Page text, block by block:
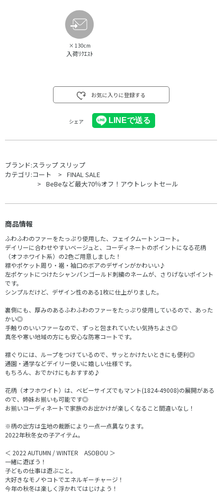
× 130cm
入荷ﾘｸｴｽﾄ
お気に入りに登録する
シェア
ブランド:スラップ スリップ
カテゴリ:コート
FINAL SALE
BeBeなど最大70％オフ！アウトレットセール
商品情報
ふわふわのファーをたっぷり使用した、フェイクムートンコート。
デイリーに合わせやすいベージュと、コーディネートのポイントになる花柄
（オフホワイト系）の2色ご用意しました！
襟やポケット周り・裾・袖口のボアのデザインがかわいい♪
左ポケットにつけたシャンパンゴールド刺繍のネームが、さりげないポイント
です。
シンプルだけど、デザイン性のある1枚に仕上がりました。
裏側にも、厚みのあるふわふわのファーをたっぷり使用しているので、あった
かい◎
手触りのいいファーなので、ずっと包まれていたい気持ちよさ◎
真冬や寒い地域の方にも安心な防寒コートです。
襟ぐりには、ループをつけているので、サッとかけたいときにも便利◎
通園・通学などデイリー使いに嬉しい仕様です。
もちろん、おでかけにもおすすめ♪
花柄（オフホワイト）は、ベビーサイズでもマント(1824-49008)の展開がある
ので、姉妹お揃いも可能です◎
お揃いコーディネートで家族のお出かけが楽しくなること間違いなし！
※柄の出方は生地の裁断により一点一点異なります。
2022年秋冬女の子アイテム。
＜ 2022 AUTUMN / WINTER ASOBOU ＞
一緒に遊ぼう！
子どもの仕事は遊ぶこと。
大好きなモノやコトでエネルギーチャージ！
今年の秋冬は楽しく浮かれてはじけよう！